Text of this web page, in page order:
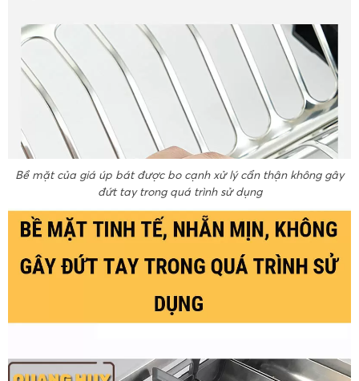
Bề mặt của giá úp bát được bo cạnh xử lý cẩn thận không gây
đứt tay trong quá trình sử dụng